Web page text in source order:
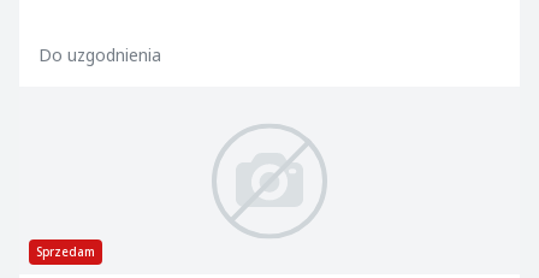
Do uzgodnienia
Sprzedam